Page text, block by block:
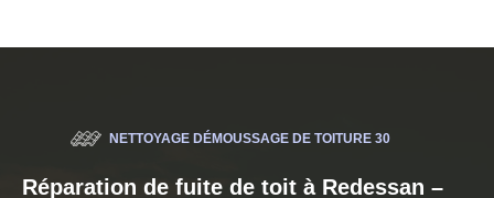
NETTOYAGE DÉMOUSSAGE DE TOITURE 30
Réparation de fuite de toit à Redessan –